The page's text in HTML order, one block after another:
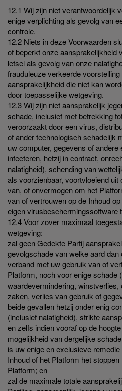
12.1 Wij zijn niet verantwoordelijk
enige verplichting als gevolg van
controle.
12.2 Niets in deze Voorwaarden
of beperkt onze aansprakelijkheid
letsel als gevolg van onze
frauduleuze verkeerde
aansprakelijkheid die niet kan
door toepasselijke wetgeving.
12.3 Wij zijn niet aansprakelijk
schade, inclusief met betrekking
veroorzaakt door een virus,
of ander technologisch schadelijk
uw computer, gegevens of
infecteren, hetzij in contract,
nalatigheid), schending van
als voorzienbaar, voortvloeiend
van, of onvermogen om het
van of vertrouwen op de Inhoud
eigen virusbeschermingssoftware
12.4 Voor zover maximaal
wetgeving:
zal geen Gedekte Partij
gevolgschade van welke aard
verband met uw gebruik van of
Platform, noch voor enige schade
waardevermindering,
zaken, verlies van gebruik of
beide gevallen hetzij onder enig
(inclusief nalatigheid), strikte
en zelfs indien vooraf op de
mogelijkheid van dergelijke
is uw enige en exclusieve
Inhoud of het Platform het
Platform; en
zal de maximale totale